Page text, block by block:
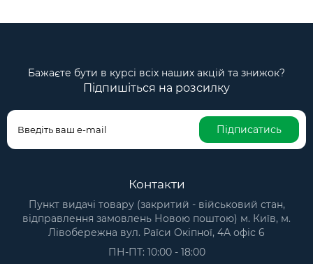
Бажаєте бути в курсі всіх наших акцій та знижок?
Підпишіться на розсилку
Підписатись
Контакти
Пункт видачі товару (закритий - військовий стан,
відправлення замовлень Новою поштою) м. Київ, м.
Лівобережна вул. Раїси Окіпної, 4А офіс 6
ПН-ПТ: 10:00 - 18:00